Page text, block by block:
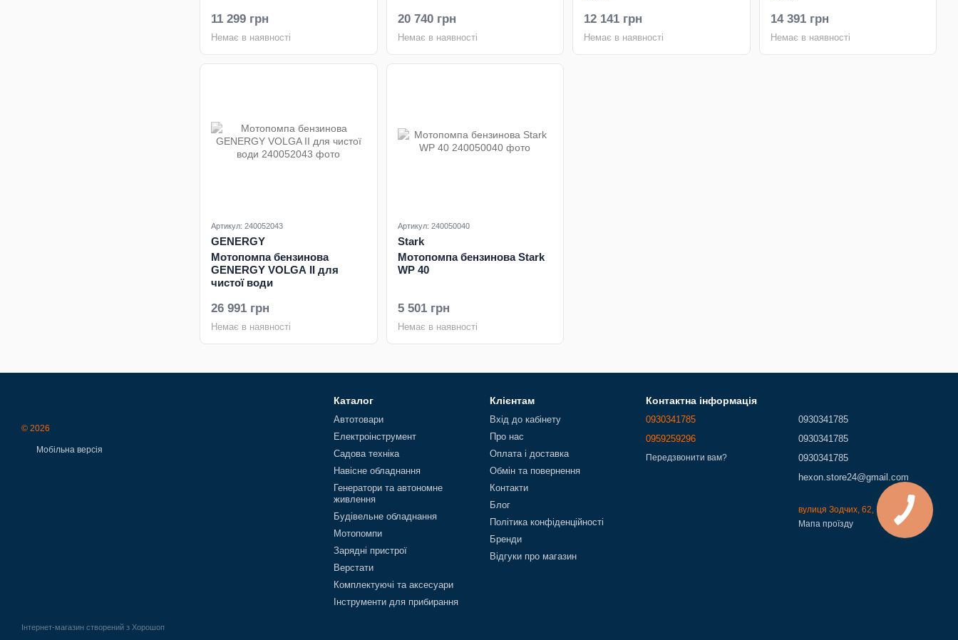
11 299 грн
Немає в наявності
20 740 грн
Немає в наявності
12 141 грн
Немає в наявності
14 391 грн
Немає в наявності
Артикул: 240052043
GENERGY
Мотопомпа бензинова
GENERGY VOLGA II для
чистої води
26 991 грн
Немає в наявності
Артикул: 240050040
Stark
Мотопомпа бензинова Stark
WP 40
5 501 грн
Немає в наявності
© 2026
Мобільна версія
Інтернет-магазин створений з Хорошоп
Каталог
Автотовари
Електроінструмент
Садова техніка
Навісне обладнання
Генератори та автономне
живлення
Будівельне обладнання
Мотопомпи
Зарядні пристрої
Верстати
Комплектуючі та аксесуари
Інструменти для прибирання
Клієнтам
Вхід до кабінету
Про нас
Оплата і доставка
Обмін та повернення
Контакти
Блог
Політика конфіденційності
Бренди
Відгуки про магазин
Контактна інформація
0930341785
0959259296
Передзвонити вам?
0930341785
0930341785
0930341785
hexon.store24@gmail.com
вулиця Зодчих, 62, Київ, 02000
Мапа проїзду